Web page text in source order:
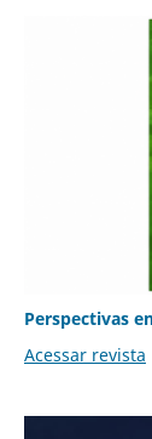
Perspectivas
Acessar revista